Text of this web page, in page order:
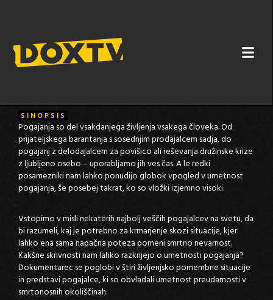
SINOPSIS
Pogajanja so del vsakdanjega življenja vsakega človeka. Od
prijateljskega barantanja s sosednjim prodajalcem sadja, do
pogajanj z delodajalcem za povišico ali reševanja družinske krize
z ljubljeno osebo – uporabljamo jih ves čas. A le redki
posamezniki nam lahko ponudijo globok vpogled v umetnost
pogajanja, še posebej takrat, ko so vložki izjemno visoki.
Vstopimo v misli nekaterih najbolj veščih pogajalcev na svetu, da
bi razumeli, kaj je potrebno za krmarjenje skozi situacije, kjer
lahko ena sama napačna poteza pomeni smrtno nevarnost.
Kakšne skrivnosti nam lahko razkrijejo o umetnosti pogajanja?
Dokumentarec se poglobi v štiri življenjsko pomembne situacije
in predstavi pogajalce, ki so obvladali umetnost preudarnosti v
smrtonosnih okoliščinah.